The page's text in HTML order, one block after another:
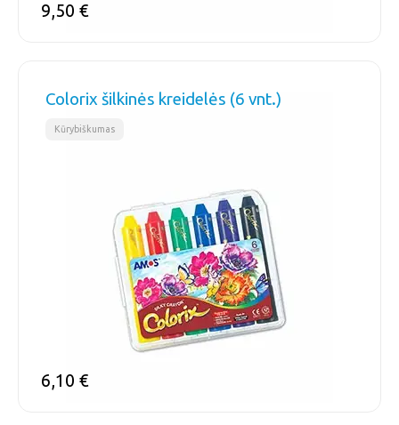
9,50 €
Colorix šilkinės kreidelės (6 vnt.)
Kūrybiškumas
6,10 €